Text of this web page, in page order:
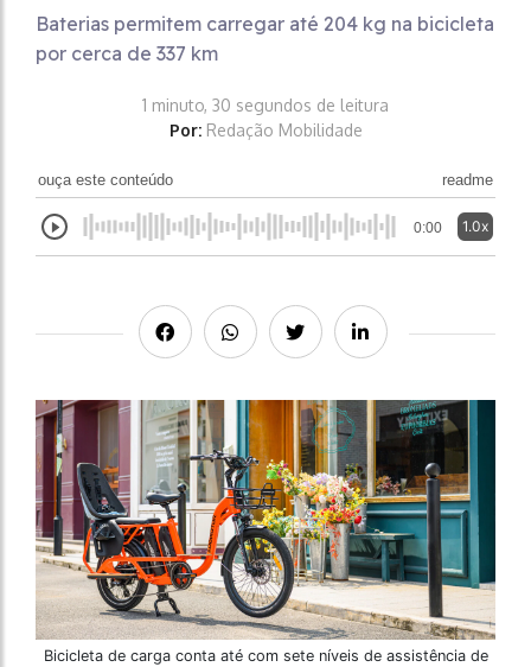
Baterias permitem carregar até 204 kg na bicicleta
por cerca de 337 km
1 minuto, 30 segundos de leitura
Por: Redação Mobilidade
ouça este conteúdo readme
0:00 1.0x
Bicicleta de carga conta até com sete níveis de assistência de